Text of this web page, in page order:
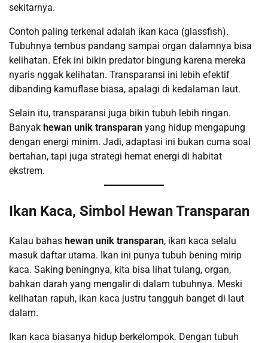
sekitarnya.
Contoh paling terkenal adalah ikan kaca (glassfish).
Tubuhnya tembus pandang sampai organ dalamnya bisa
kelihatan. Efek ini bikin predator bingung karena mereka
nyaris nggak kelihatan. Transparansi ini lebih efektif
dibanding kamuflase biasa, apalagi di kedalaman laut.
Selain itu, transparansi juga bikin tubuh lebih ringan.
Banyak hewan unik transparan yang hidup mengapung
dengan energi minim. Jadi, adaptasi ini bukan cuma soal
bertahan, tapi juga strategi hemat energi di habitat
ekstrem.
Ikan Kaca, Simbol Hewan Transparan
Kalau bahas hewan unik transparan, ikan kaca selalu
masuk daftar utama. Ikan ini punya tubuh bening mirip
kaca. Saking beningnya, kita bisa lihat tulang, organ,
bahkan darah yang mengalir di dalam tubuhnya. Meski
kelihatan rapuh, ikan kaca justru tangguh banget di laut
dalam.
Ikan kaca biasanya hidup berkelompok. Dengan tubuh